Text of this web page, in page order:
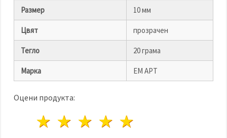
Размер 10 мм
Цвят прозрачен
Тегло 20 грама
Марка ЕМ АРТ
Оцени продукта:
4 звезди
3 звезди
2 звезди
1 звезда